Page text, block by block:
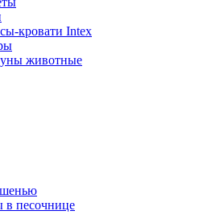
кровати Intex
животные
в песочнице